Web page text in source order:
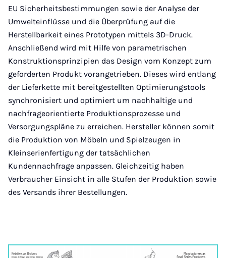
EU Sicherheitsbestimmungen sowie der Analyse der
Umwelteinflüsse und die Überprüfung auf die
Herstellbarkeit eines Prototypen mittels 3D-Druck.
Anschließend wird mit Hilfe von parametrischen
Konstruktionsprinzipien das Design vom Konzept zum
geforderten Produkt vorangetrieben. Dieses wird entlang
der Lieferkette mit bereitgestellten Optimierungstools
synchronisiert und optimiert um nachhaltige und
nachfrageorientierte Produktionsprozesse und
Versorgungspläne zu erreichen. Hersteller können somit
die Produktion von Möbeln und Spielzeugen in
Kleinserienfertigung der tatsächlichen
Kundennachfrage anpassen. Gleichzeitig haben
Verbraucher Einsicht in alle Stufen der Produktion sowie
des Versands ihrer Bestellungen.